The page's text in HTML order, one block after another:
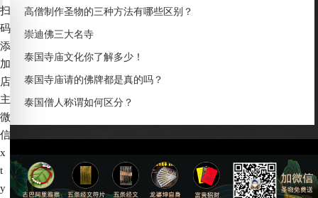
倍！
高僧制作圣物的三种方法有哪些区别？
崇迪佛三大名寺
泰国寺庙文化你了解多少！
泰国寺庙请的佛牌都是真的吗？
泰国僧人称谓如何区分？
备案号：赣ICP备2022006539号-4
扫
码
添
加
店
主
微
信
x
t
y